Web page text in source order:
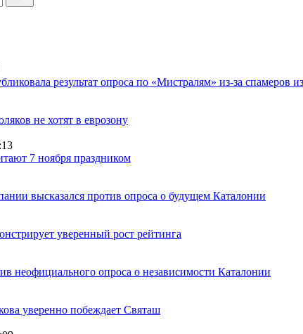
результат опроса по «Мистралям» из-за спамеров
не хотят в еврозону
7 ноября праздником
высказался против опроса о будущем Каталонии
уверенный рост рейтинга
неофициального опроса о независимости Каталонии
уверенно побеждает Святаш